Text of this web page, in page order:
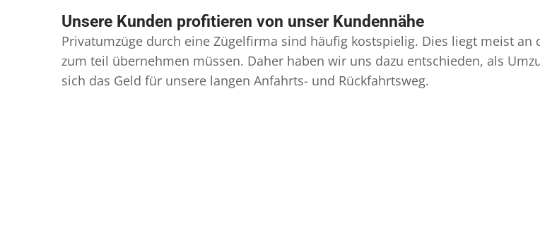
Unsere Kunden profitieren von unser Kundennähe
Privatumzüge durch eine Zügelfirma sind häufig kostspielig. Dies liegt meist
zum teil übernehmen müssen. Daher haben wir uns dazu entschieden, als
sich das Geld für unsere langen Anfahrts- und Rückfahrtsweg.